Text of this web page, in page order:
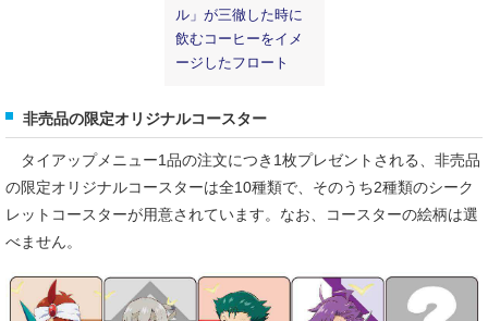
ル」が三徹した時に
飲むコーヒーをイメ
ージしたフロート
非売品の限定オリジナルコースター
タイアップメニュー1品の注文につき1枚プレゼントされる、非売品
の限定オリジナルコースターは全10種類で、そのうち2種類のシーク
レットコースターが用意されています。なお、コースターの絵柄は選
べません。